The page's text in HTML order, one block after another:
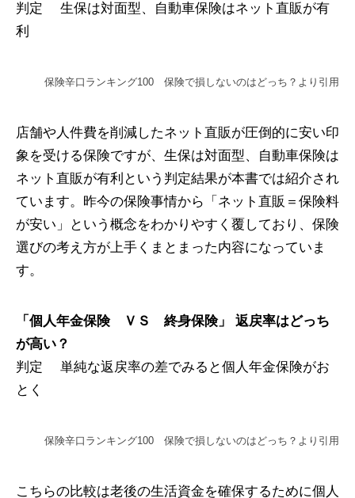
判定 生保は対面型、自動車保険はネット直販が有
利
保険辛口ランキング100 保険で損しないのはどっち？より引用
店舗や人件費を削減したネット直販が圧倒的に安い印
象を受ける保険ですが、生保は対面型、自動車保険は
ネット直販が有利という判定結果が本書では紹介され
ています。昨今の保険事情から「ネット直販＝保険料
が安い」という概念をわかりやすく覆しており、保険
選びの考え方が上手くまとまった内容になっていま
す。
「個人年金保険 ＶＳ 終身保険」 返戻率はどっち
が高い？
判定 単純な返戻率の差でみると個人年金保険がお
とく
保険辛口ランキング100 保険で損しないのはどっち？より引用
こちらの比較は老後の生活資金を確保するために個人